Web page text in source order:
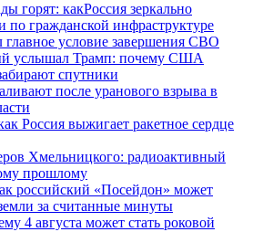
горят: какРоссия зеркально
по гражданской инфраструктуре
главное условие завершения СВО
услышал Трамп: почему США
спутники
после уранового взрыва в
Россия выжигает ракетное сердце
Хмельницкого: радиоактивный
прошлому
российский «Посейдон» может
за считанные минуты
4 августа может стать роковой